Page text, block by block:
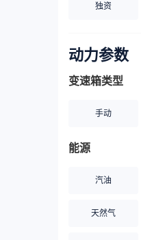
独资
动力参数
变速箱类型
手动
能源
汽油
天然气